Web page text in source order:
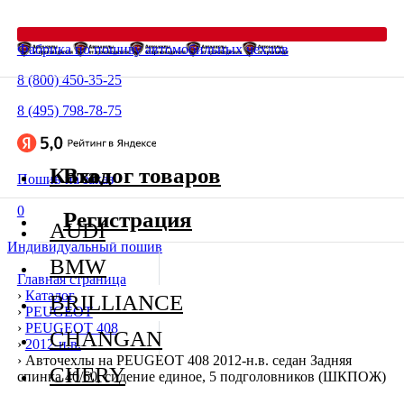
Фабрика по пошиву автомобильных чехлов
8 (800) 450-35-25
8 (495) 798-78-75
Пошив на заказ
0
Индивидуальный пошив
Главная страница
› Каталог
› PEUGEOT
› PEUGEOT 408
› 2012-н.в.
› Авточехлы на PEUGEOT 408 2012-н.в. седан Задняя
спинка 40/60, сидение единое, 5 подголовников (ШКПОЖ)
Каталог товаров
AUDI
BMW
BRILLIANCE
CHANGAN
CHERY
Вход
Регистрация